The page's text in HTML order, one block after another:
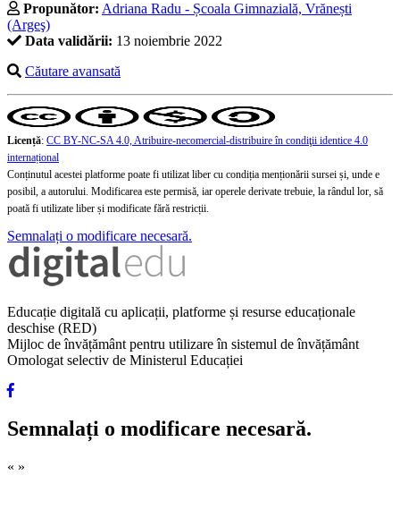
Propunător: Adriana Radu - Școala Gimnazială, Vrănești
(Argeş)
Data validării: 13 noiembrie 2022
Căutare avansată
Licență: CC BY-NC-SA 4.0, Atribuire-necomercial-distribuire în condiţii identice 4.0
internațional
Conținutul acestei platforme poate fi utilizat liber cu condiția menționării sursei și, unde e
posibil, a autorului. Modificarea este permisă, iar operele derivate trebuie, la rândul lor, să
poată fi utilizate liber și modificate fără restricții.
Semnalați o modificare necesară.
Educație digitală cu aplicații, platforme și resurse educaționale
deschise (RED)
Mijloc de învățământ pentru utilizare în sistemul de învățământ
Omologat selectiv de Ministerul Educației
Semnalați o modificare necesară.
« »